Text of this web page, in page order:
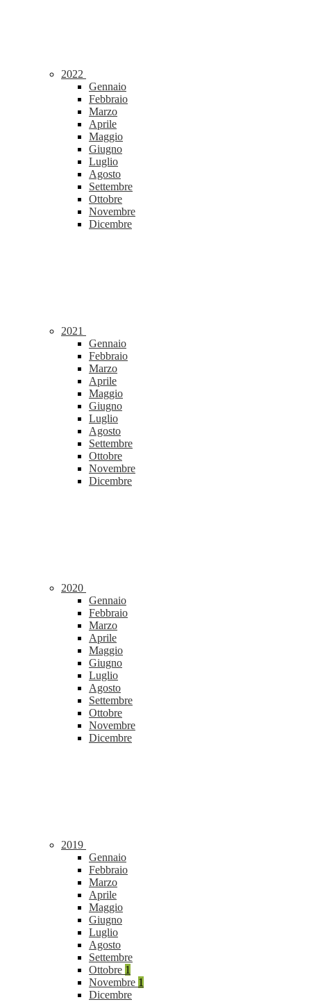
2022
Gennaio
Febbraio
Marzo
Aprile
Maggio
Giugno
Luglio
Agosto
Settembre
Ottobre
Novembre
Dicembre
2021
Gennaio
Febbraio
Marzo
Aprile
Maggio
Giugno
Luglio
Agosto
Settembre
Ottobre
Novembre
Dicembre
2020
Gennaio
Febbraio
Marzo
Aprile
Maggio
Giugno
Luglio
Agosto
Settembre
Ottobre
Novembre
Dicembre
2019
Gennaio
Febbraio
Marzo
Aprile
Maggio
Giugno
Luglio
Agosto
Settembre
Ottobre 1
Novembre 1
Dicembre